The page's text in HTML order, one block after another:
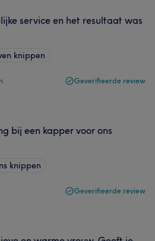
service en het resultaat was
knippen
Geverifieerde review
bij een kapper voor ons
knippen
Geverifieerde review